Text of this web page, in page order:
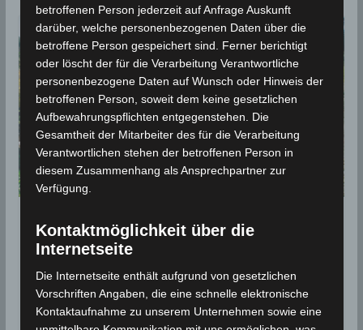
FEATURED KLIMAWANDEL
Die Oasen von Gafsa stark vom
Klimawandel betroffen
18. September 2023 Wettermann
1645 Views
betroffenen Person jederzeit auf Anfrage Auskunft
darüber, welche personenbezogenen Daten über die
betroffene Person gespeichert sind. Ferner berichtigt
oder löscht der für die Verarbeitung Verantwortliche
personenbezogene Daten auf Wunsch oder Hinweis der
betroffenen Person, soweit dem keine gesetzlichen
Aufbewahrungspflichten entgegenstehen. Die
Gesamtheit der Mitarbeiter des für die Verarbeitung
Verantwortlichen stehen der betroffenen Person in
diesem Zusammenhang als Ansprechpartner zur
Verfügung.
Kontaktmöglichkeit über die
Internetseite
Die Internetseite enthält aufgrund von gesetzlichen
Vorschriften Angaben, die eine schnelle elektronische
Kontaktaufnahme zu unserem Unternehmen sowie eine